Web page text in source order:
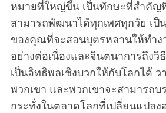
หมายที่ใหญ่ขึ้น เป็นทักษะที่สำคัญ
สามารถพัฒนาได้ทุกเพศทุกวัย เป็
ของคุณที่จะสอนบุตรหลานให้ทำง
อย่างต่อเนื่องและจินตนาการถึงวิ
เป็นอิทธิพลเชิงบวกให้กับโลกได้
พวกเขา และพวกเขาจะสามารถบ
กระทั่งในตลาดโลกที่เปลี่ยนแปลง